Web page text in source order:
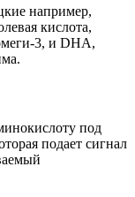
например,
кислота,
3, и DHA,
под
подает сигнал